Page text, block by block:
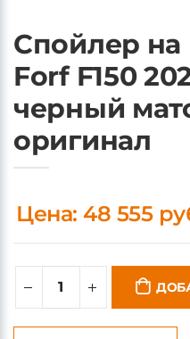
Спойлер
Forf F150
черный
оригинал
Цена: 48 555